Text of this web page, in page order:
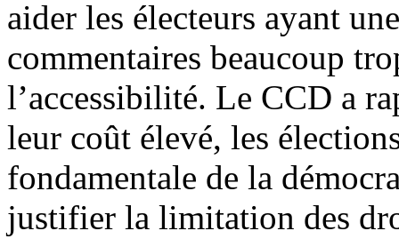
aider les électeurs ayant
commentaires beaucoup
l’accessibilité. Le CCD a
leur coût élevé, les
fondamentale de la
justifier la limitation des